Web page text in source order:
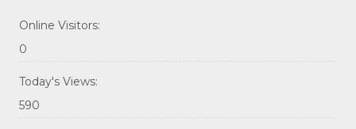
Online Visitors:
0
Today's Views:
590